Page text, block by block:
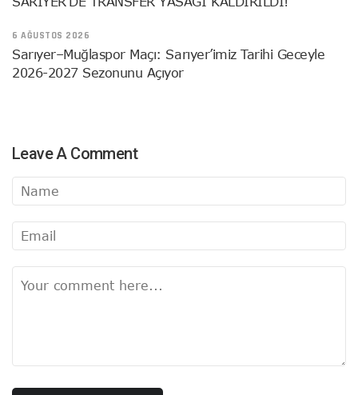
6 AĞUSTOS 2026
Sarıyer–Muğlaspor Maçı: Sarıyer’imiz Tarihi Geceyle
2026-2027 Sezonunu Açıyor
Leave A Comment